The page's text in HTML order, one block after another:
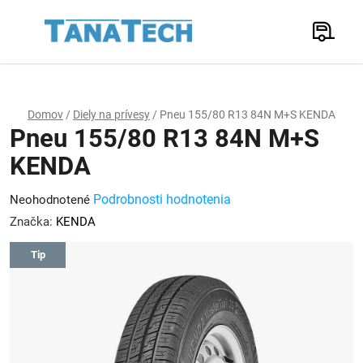
Hľadať
Domov / Diely na prívesy / Pneu 155/80 R13 84N M+S KENDA
Pneu 155/80 R13 84N M+S
KENDA
Priemerné
hodnotenie
produktu
je
Neohodnotené Podrobnosti hodnotenia
Značka: KENDA
Tip